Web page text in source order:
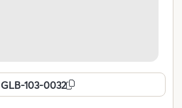
GLB-103-0032